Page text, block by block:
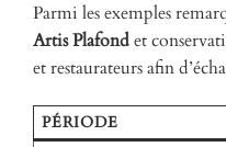
Parmi les exemples
Artis Plafondet
et restaurateurs afin
PÉRIODE